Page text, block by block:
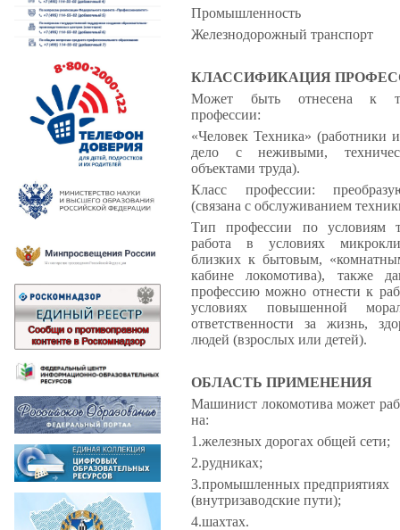
Промышленность
Железнодорожный транспорт
КЛАССИФИКАЦИЯ
Может быть отнесена к
профессии:
«Человек Техника» (работники
дело с неживыми,
объектами труда).
Класс профессии:
(связана с обслуживанием
Тип профессии по условиям
работа в условиях
близких к бытовым,
кабине локомотива), также
профессию можно отнести к
условиях повышенной
ответственности за жизнь,
людей (взрослых или детей).
ОБЛАСТЬ ПРИМЕНЕНИЯ
Машинист локомотива может
на:
1.железных дорогах общей сети;
2.рудниках;
3.промышленных предприятиях
(внутризаводские пути);
4.шахтах.